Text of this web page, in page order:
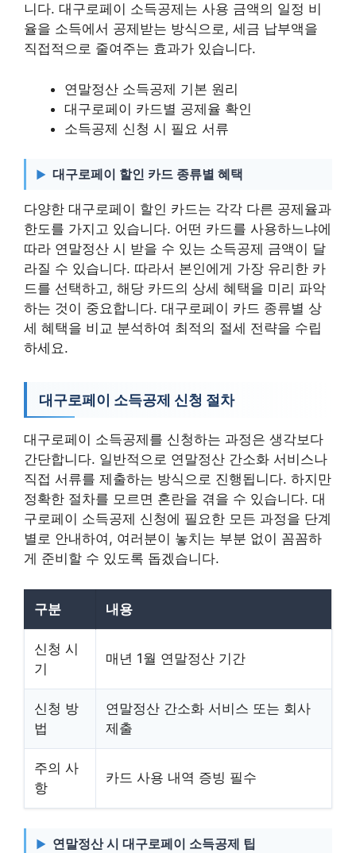
니다. 대구로페이 소득공제는 사용 금액의 일정 비
율을 소득에서 공제받는 방식으로, 세금 납부액을
직접적으로 줄여주는 효과가 있습니다.
연말정산 소득공제 기본 원리
대구로페이 카드별 공제율 확인
소득공제 신청 시 필요 서류
대구로페이 할인 카드 종류별 혜택
다양한 대구로페이 할인 카드는 각각 다른 공제율과
한도를 가지고 있습니다. 어떤 카드를 사용하느냐에
따라 연말정산 시 받을 수 있는 소득공제 금액이 달
라질 수 있습니다. 따라서 본인에게 가장 유리한 카
드를 선택하고, 해당 카드의 상세 혜택을 미리 파악
하는 것이 중요합니다. 대구로페이 카드 종류별 상
세 혜택을 비교 분석하여 최적의 절세 전략을 수립
하세요.
대구로페이 소득공제 신청 절차
대구로페이 소득공제를 신청하는 과정은 생각보다
간단합니다. 일반적으로 연말정산 간소화 서비스나
직접 서류를 제출하는 방식으로 진행됩니다. 하지만
정확한 절차를 모르면 혼란을 겪을 수 있습니다. 대
구로페이 소득공제 신청에 필요한 모든 과정을 단계
별로 안내하여, 여러분이 놓치는 부분 없이 꼼꼼하
게 준비할 수 있도록 돕겠습니다.
구분 내용
신청 시
기
매년 1월 연말정산 기간
신청 방
법
연말정산 간소화 서비스 또는 회사
제출
주의 사
항
카드 사용 내역 증빙 필수
연말정산 시 대구로페이 소득공제 팁